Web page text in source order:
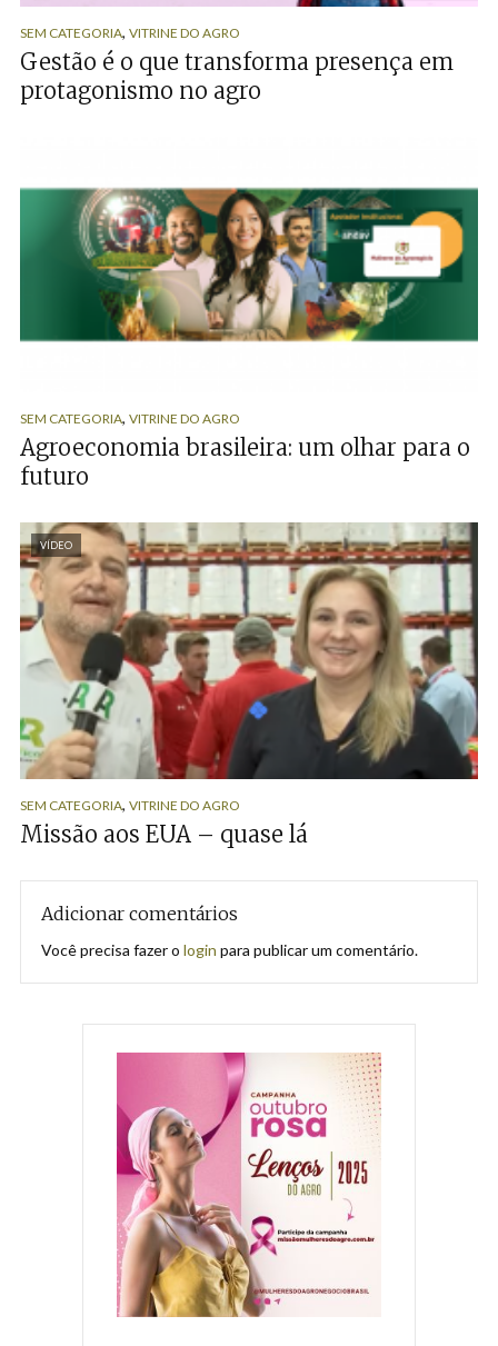
SEM CATEGORIA, VITRINE DO AGRO
Gestão é o que transforma presença em
protagonismo no agro
SEM CATEGORIA, VITRINE DO AGRO
Agroeconomia brasileira: um olhar para o
futuro
VÍDEO
SEM CATEGORIA, VITRINE DO AGRO
Missão aos EUA – quase lá
Adicionar comentários
Você precisa fazer o login para publicar um comentário.